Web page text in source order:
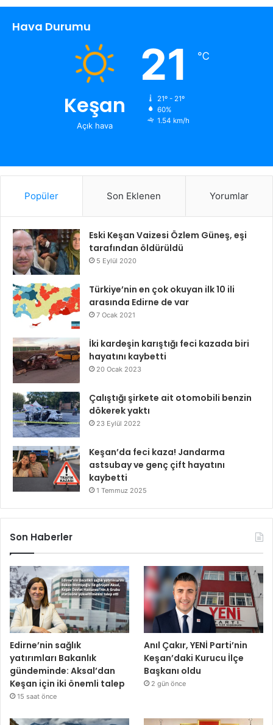
Hava Durumu
Keşan
Açık hava
21 ℃
21º - 21º
60%
1.54 km/h
Popüler Son Eklenen Yorumlar
Eski Keşan Vaizesi Özlem Güneş, eşi
tarafından öldürüldü
5 Eylül 2020
Türkiye’nin en çok okuyan ilk 10 ili
arasında Edirne de var
7 Ocak 2021
İki kardeşin karıştığı feci kazada biri
hayatını kaybetti
20 Ocak 2023
Çalıştığı şirkete ait otomobili benzin
dökerek yaktı
23 Eylül 2022
Keşan’da feci kaza! Jandarma
astsubay ve genç çift hayatını
kaybetti
1 Temmuz 2025
Son Haberler
Edirne’nin sağlık
yatırımları Bakanlık
gündeminde: Aksal’dan
Keşan için iki önemli talep
15 saat önce
Anıl Çakır, YENİ Parti’nin
Keşan’daki Kurucu İlçe
Başkanı oldu
2 gün önce